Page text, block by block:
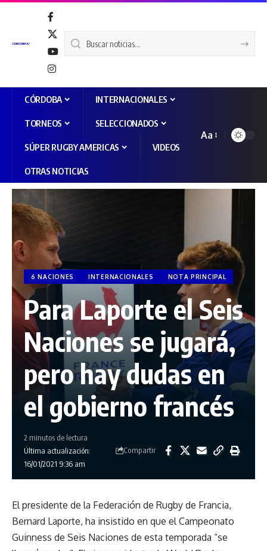
CÓRDOBA INTERNACIONALES
TORNEOS SELECCIONADOS
SÚPER RUGBY AMERICAS VIDEOS
OTRAS NOTICIAS
Aa
6 NACIONES INTERNACIONALES NOTA PRINCIPAL
Para Laporte el Seis
Naciones se jugará,
pero hay dudas en
el gobierno francés
Última actualización:
16/01/2021 9:36 am
2 minutos de lectura
Compartir
El presidente de la Federación de Rugby de Francia,
Bernard Laporte, ha insistido en que el Campeonato
Guinness de Seis Naciones de esta temporada “se